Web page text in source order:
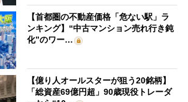
【首都圏の不動産価格「危ない駅」ラ
ンキング】“中古マンション売れ行き鈍
化”のワー…
【億り人オールスターが狙う20銘柄】
「総資産69億円超」90歳現役トレーダ